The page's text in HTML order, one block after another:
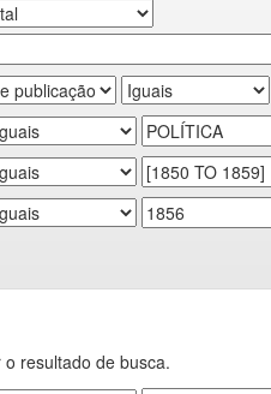
resultado de busca.